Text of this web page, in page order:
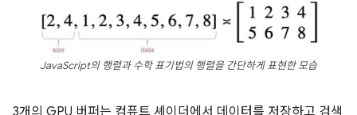
JavaScript의 행렬과 수학 표기법의 행렬을 간단하게 표현한 모습
3개의 GPU 버퍼는 컴퓨트 셰이더에서 데이터를 저장하고 검색